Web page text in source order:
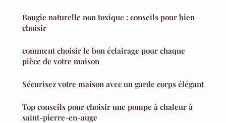
Bougie naturelle non toxique : conseils pour bien
choisir
comment choisir le bon éclairage pour chaque
pièce de votre maison
Sécurisez votre maison avec un garde corps élégant
Top conseils pour choisir une pompe à chaleur à
saint-pierre-en-auge